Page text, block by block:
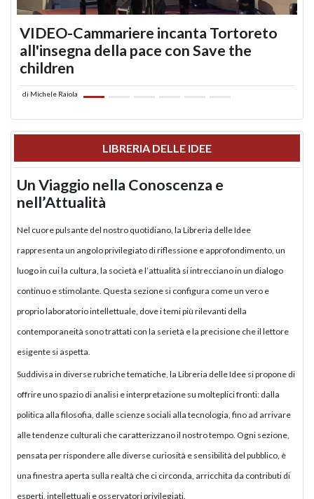
VIDEO-Cammariere incanta Tortoreto
all'insegna della pace con Save the
children
di Michele Raiola
LIBRERIA DELLE IDEE
Un Viaggio nella Conoscenza e
nell’Attualità
Nel cuore pulsante del nostro quotidiano, la Libreria delle Idee
rappresenta un angolo privilegiato di riflessione e approfondimento, un
luogo in cui la cultura, la società e l’attualità si intrecciano in un dialogo
continuo e stimolante. Questa sezione si configura come un vero e
proprio laboratorio intellettuale, dove i temi più rilevanti della
contemporaneità sono trattati con la serietà e la precisione che il lettore
esigente si aspetta.
Suddivisa in diverse rubriche tematiche, la Libreria delle Idee si propone di
offrire uno spazio di analisi e interpretazione su molteplici fronti: dalla
politica alla filosofia, dalle scienze sociali alla tecnologia, fino ad arrivare
alle tendenze culturali che caratterizzano il nostro tempo. Ogni sezione,
pensata per rispondere alle diverse curiosità e sensibilità del pubblico, è
una finestra aperta sulla realtà che ci circonda, arricchita da contributi di
esperti, intellettuali e osservatori privilegiati.